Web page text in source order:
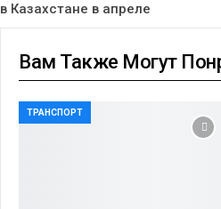
в Казахстане в апреле
Вам Также Могут
ТРАНСПОРТ